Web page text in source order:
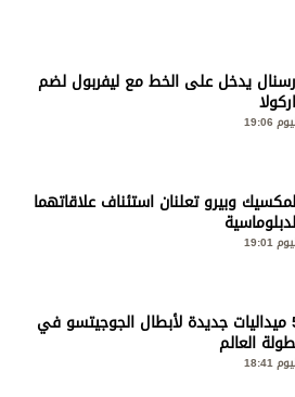
يدخل على الخط مع ليفربول لضم
19:06
وبيرو تعلنان استئناف علاقاتهما
19:01
ميداليات جديدة لأبطال الجوجيتسو في
العالم
18:41